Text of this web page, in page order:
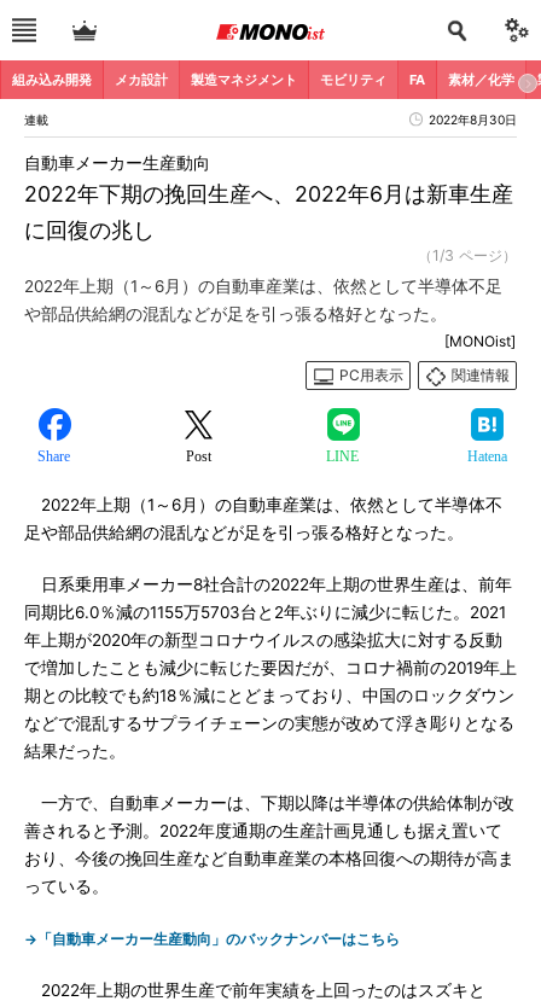
組み込み開発 メカ設計 製造マネジメント モビリティ FA 素材／化学
連載 2022年8月30日
2022年下期の挽回生産へ、2022年6月は新車生産
に回復の兆し
自動車メーカー生産動向
（1/3 ページ）
2022年上期（1～6月）の自動車産業は、依然として半導体不足
や部品供給網の混乱などが足を引っ張る格好となった。
[MONOist]
PC用表示
関連情報
Share Post LINE Hatena
2022年上期（1～6月）の自動車産業は、依然として半導体不
足や部品供給網の混乱などが足を引っ張る格好となった。
日系乗用車メーカー8社合計の2022年上期の世界生産は、前年
同期比6.0％減の1155万5703台と2年ぶりに減少に転じた。2021
年上期が2020年の新型コロナウイルスの感染拡大に対する反動
で増加したことも減少に転じた要因だが、コロナ禍前の2019年上
期との比較でも約18％減にとどまっており、中国のロックダウン
などで混乱するサプライチェーンの実態が改めて浮き彫りとなる
結果だった。
一方で、自動車メーカーは、下期以降は半導体の供給体制が改
善されると予測。2022年度通期の生産計画見通しも据え置いて
おり、今後の挽回生産など自動車産業の本格回復への期待が高ま
っている。
→「自動車メーカー生産動向」のバックナンバーはこちら
2022年上期の世界生産で前年実績を上回ったのはスズキと